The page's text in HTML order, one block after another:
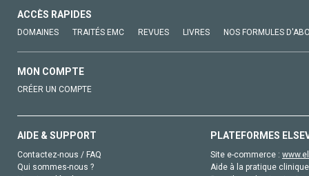
ACCÈS RAPIDES
DOMAINES TRAITÉS EMC REVUES LIVRES NOS FORMULES
MON COMPTE
CRÉER UN COMPTE
AIDE & SUPPORT
Contactez-nous / FAQ
Qui sommes-nous ?
PLATEFORMES
Site e-commerce :
Aide à la pratique